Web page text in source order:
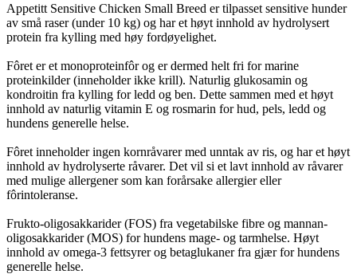
Appetitt Sensitive Chicken Small Breed er tilpasset sensitive hunder
av små raser (under 10 kg) og har et høyt innhold av hydrolysert
protein fra kylling med høy fordøyelighet.
Fôret er et monoproteinfôr og er dermed helt fri for marine
proteinkilder (inneholder ikke krill). Naturlig glukosamin og
kondroitin fra kylling for ledd og ben. Dette sammen med et høyt
innhold av naturlig vitamin E og rosmarin for hud, pels, ledd og
hundens generelle helse.
Fôret inneholder ingen kornråvarer med unntak av ris, og har et høyt
innhold av hydrolyserte råvarer. Det vil si et lavt innhold av råvarer
med mulige allergener som kan forårsake allergier eller
fôrintoleranse.
Frukto-oligosakkarider (FOS) fra vegetabilske fibre og mannan-
oligosakkarider (MOS) for hundens mage- og tarmhelse. Høyt
innhold av omega-3 fettsyrer og betaglukaner fra gjær for hundens
generelle helse.